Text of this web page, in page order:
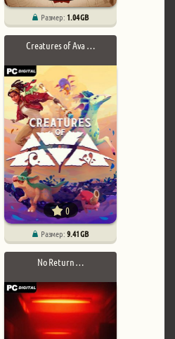
Размер: 1.04 GB
Creatures of Ava …
0
Размер:9.41 GB
No Return …